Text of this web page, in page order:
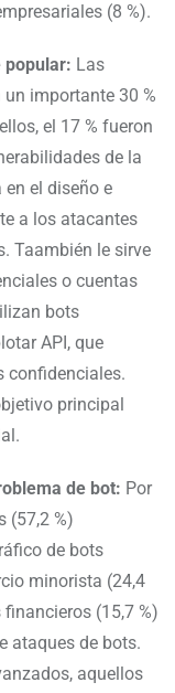
(8 %).
popular: Las
importante 30 %
el 17 % fueron
de la
el diseño e
a los atacantes
Taambién le sirve
o cuentas
bots
API, que
confidenciales.
principal
de bot: Por
(57,2 %)
de bots
minorista (24,4
(15,7 %)
ataques de bots.
aquellos